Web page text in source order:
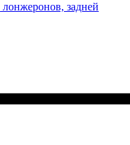
задней